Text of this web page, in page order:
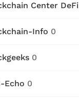
Center DeFi
Info 0
0
Echo 0